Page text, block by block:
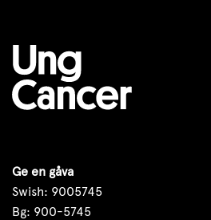
Ge en gåva
Swish: 9005745
Bg: 900-5745